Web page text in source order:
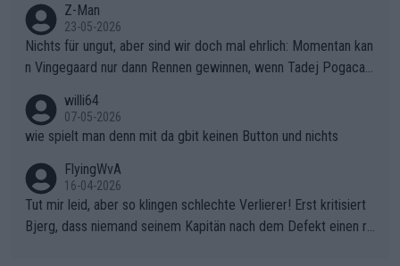
Z-Man
23-05-2026
Nichts für ungut, aber sind wir doch mal ehrlich: Momentan kan
n Vingegaard nur dann Rennen gewinnen, wenn Tadej Pogacar
willi64
07-05-2026
wie spielt man denn mit da gbit keinen Button und nichts
FlyingWvA
16-04-2026
Tut mir leid, aber so klingen schlechte Verlierer! Erst kritisiert
Bjerg, dass niemand seinem Kapitän nach dem Defekt einen ro